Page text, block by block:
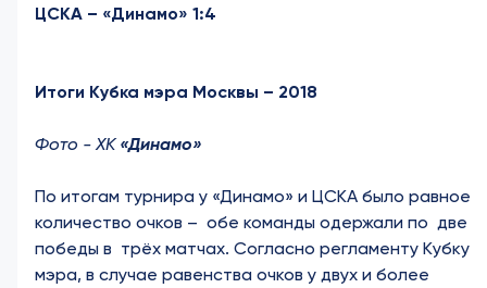
ЦСКА – «Динамо» 1:4
Итоги Кубка мэра Москвы – 2018
Фото - ХК«Динамо»
По итогам турнира у «Динамо» и ЦСКА было равное
количество очков – обе команды одержали по две
победы в трёх матчах. Согласно регламенту Кубку
мэра, в случае равенства очков у двух и более